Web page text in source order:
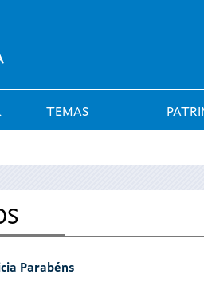
TEMAS
Parabéns